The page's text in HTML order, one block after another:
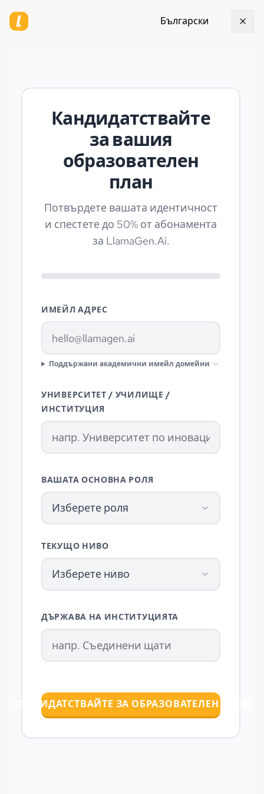
Български
Кандидатствайте
за вашия
образователен
план
Потвърдете вашата идентичност
и спестете до 50% от абонамента
за LlamaGen.Ai.
ИМЕЙЛ АДРЕС
Поддържани академични имейл домейни
УНИВЕРСИТЕТ / УЧИЛИЩЕ /
ИНСТИТУЦИЯ
ВАШАТА ОСНОВНА РОЛЯ
Изберете роля
ТЕКУЩО НИВО
Изберете ниво
ДЪРЖАВА НА ИНСТИТУЦИЯТА
КАНДИДАТСТВАЙТЕ ЗА ОБРАЗОВАТЕЛЕН ПЛАН